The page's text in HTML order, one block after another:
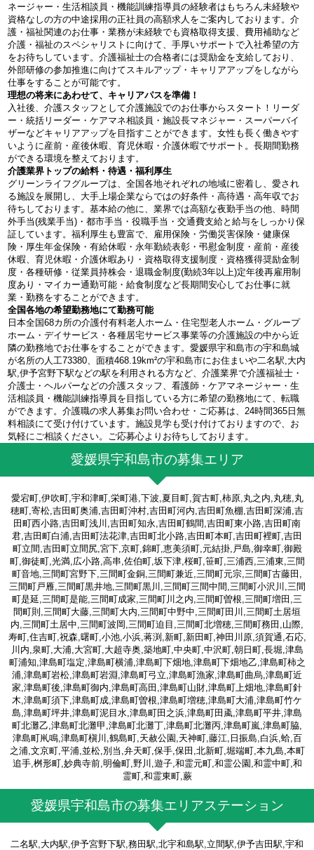
ネージャー・生活相談員・機能訓練指導員の経験者はもちろん未経験や
資格なしの方の中途採用の正社員の高額求人をご案内しております。介
護・福祉関連のお仕事・業務が未経験でも資格取得支援、費用補助など
介護・福祉のスペシャリストに向けて、手厚いサポートで入社希望の方
をお待ちしています。介護福祉士の合格者には奨励金を支給しており、
外部研修の参加推進に向けてスキルアップ・キャリアアップをしながら
仕事をすることが可能です。
理想の将来にあわせて、キャリアパスを準備！
入社後、介護スタッフとして介護施設でのお仕事からスタート！リーダ
ー・統括リーダー・ケアマネ相談員・施設長マネジャー・スーパーバイ
ザーなどキャリアアップを目指すことができます。女性も長く働きやす
いように産前・産後休暇、育児休暇・介護休暇でサポート。長期間勤務
ができる環境を整えております。
介護業界トップの給料・待遇・福利厚生
グリーンライフグループは、全国各地それぞれの地域に密着し、愛され
る施設を展開し、大手上場企業ならではの好条件・高待遇・高年収でお
待ちしております。基本給の他に、業界では高額な夜勤手当の他、時間
外手当(残業手当)・都市手当・役職手当・交通費支給と給与をしっかり保
証しています。福利厚生も豊富で、雇用保険・労働災害保険・健康保
険・厚生年金保険・有給休暇・永年勤続表彰・弔慰金制度・産前・産後
休暇、育児休暇・介護休暇あり・資格取得支援制度・資格獲得奨励金制
度・各種研修・従業員持株会・退職金制度(勤続3年以上)定年後再雇用制
度あり・マイカー通勤可能・給食制度など長期間安心してお仕事に就
業・勤務をすることができます。
全国各地の希望勤務地にて勤務可能
日本全国68カ所の介護付有料老人ホーム・住宅型老人ホーム・グループ
ホーム・デイサービス・各種居宅サービス事業等の介護施設の中から近
隣の勤務地でお仕事をすることができます。愛媛県宇和島市の宇和島城
が名所の人工73380、面積468.19km²の宇和島市にお住まいや二名駅,大内
駅,伊予宮野下駅などの駅を利用される方など、介護業界で介護福祉士・
介護士・ヘルパーなどの介護スタッフ、看護師・ケアマネージャー・生
活相談員・機能訓練指導員を目指している方に希望の勤務地にて、転職
ができます。介護職の求人募集お問い合わせ・ご応募は、24時間365日無
料相談にて受け付けています。施設見学も受け付けておりますので、お
気軽にご相談ください。ご応募心よりお待ちしております。
愛媛県宇和島市の募集エリア
愛宕町,伊吹町,宇和津町,栄町港,下波,夏目町,賀古町,柿原,丸之内,丸穂,丸
穂町,寄松,吉田町奥浦,吉田町沖村,吉田町河内,吉田町魚棚,吉田町深浦,吉
田町西小路,吉田町浅川,吉田町知永,吉田町鶴間,吉田町東小路,吉田町南
君,吉田町白浦,吉田町法花津,吉田町北小路,吉田町本町,吉田町裡町,吉田
町立間,吉田町立間尻,宮下,京町,錦町,恵美須町,元結掛,戸島,御幸町,御殿
町,御徒町,光満,広小路,高串,佐伯町,坂下津,桜町,笹町,三浦西,三浦東,三間
町音地,三間町宮野下,三間町金銅,三間町兼近,三間町元宗,三間町古藤田,
三間町戸雁,三間町黒井地,三間町黒川,三間町三間中間,三間町小沢川,三間
町是延,三間町是能,三間町成家,三間町川之内,三間町曽根,三間町増田,三
間町則,三間町大藤,三間町大内,三間町中野中,三間町田川,三間町土居垣
内,三間町土居中,三間町波岡,三間町迫目,三間町北増穂,三間町務田,山際,
寿町,住吉町,祝森,曙町,小池,小浜,蒋渕,新町,新田町,神田川原,須賀通,石応,
川内,泉町,大浦,大宮町,大超寺奥,築地町,中央町,中沢町,朝日町,長堀,津島
町浦知,津島町塩定,津島町横浦,津島町下畑地,津島町下畑地乙,津島町柿之
浦,津島町岩松,津島町岩淵,津島町弓立,津島町漁家,津島町曲烏,津島町近
家,津島町後,津島町御内,津島町高田,津島町山財,津島町上畑地,津島町針
木,津島町須下,津島町成,津島町曽根,津島町増穂,津島町大浦,津島町竹ケ
島,津島町坪井,津島町泥目水,津島町田之浜,津島町田颪,津島町平井,津島
町北灘乙,津島町北灘甲,津島町北灘丁,津島町北灘丙,津島町嵐,津島町脇,
津島町鼡鳴,津島町槇川,鶴島町,天赦公園,天神町,藤江,日振島,白浜,蛤,百
之浦,文京町,平浦,並松,別当,弁天町,保手,保田,北新町,堀端町,本九島,本町
追手,桝形町,妙典寺前,明倫町,野川,遊子,和霊元町,和霊公園,和霊中町,和
霊町,和霊東町,蕨
愛媛県宇和島市の募集エリアステーション
二名駅,大内駅,伊予宮野下駅,務田駅,北宇和島駅,立間駅,伊予吉田駅,宇和